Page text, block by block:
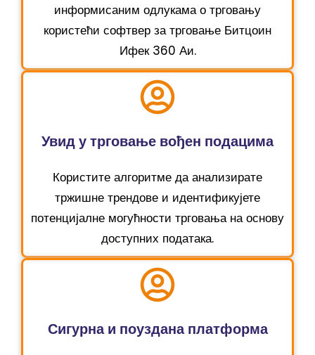
информисаним одлукама о трговању
користећи софтвер за трговање Битцоин
Ифек 360 Аи.
Увид у трговање вођен подацима
Користите алгоритме да анализирате
тржишне трендове и идентификујете
потенцијалне могућности трговања на основу
доступних података.
Сигурна и поуздана платформа